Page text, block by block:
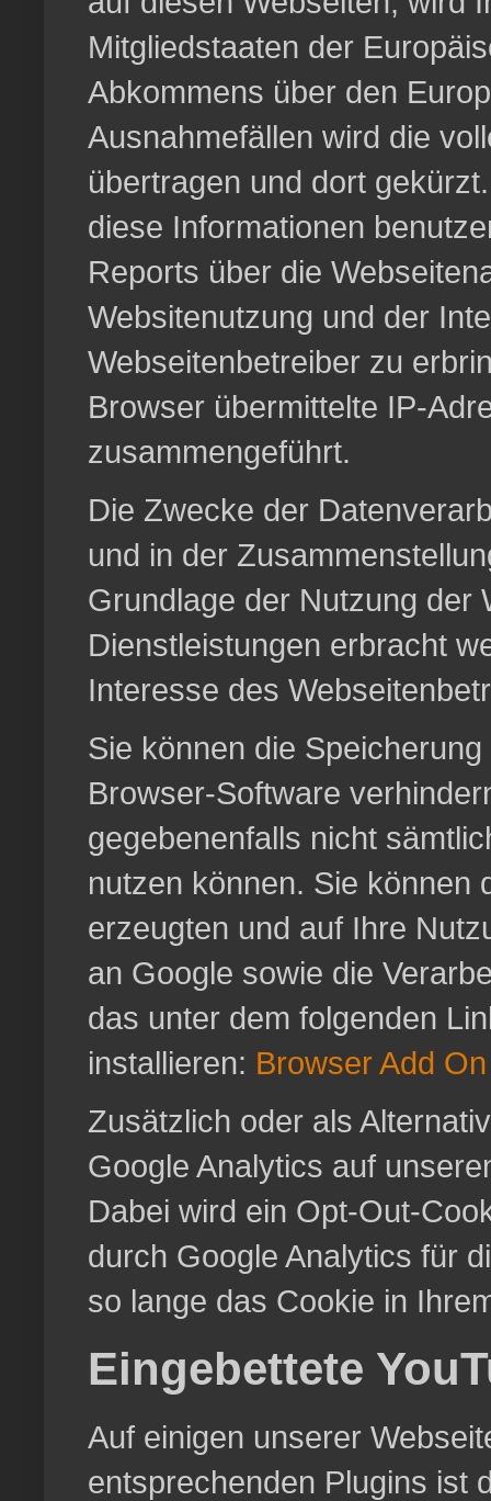
Mitgliedstaaten der
Abkommens über den
Ausnahmefällen wird die
übertragen und dort
diese Informationen
Reports über die
Websitenutzung und der
Webseitenbetreiber zu
Browser übermittelte IP-
zusammengeführt.
Die Zwecke der
und in der
Grundlage der Nutzung der
Dienstleistungen erbracht
Interesse des
Sie können die
Browser-Software
gegebenenfalls nicht
nutzen können. Sie können
erzeugten und auf Ihre
an Google sowie die
das unter dem folgenden
installieren: Browser Add
Zusätzlich oder als
Google Analytics auf
Dabei wird ein Opt-Out-
durch Google Analytics für
so lange das Cookie in
Eingebettete
Auf einigen unserer
entsprechenden Plugins ist